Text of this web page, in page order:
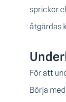
sprickor
åtgärdas
För att
Börja